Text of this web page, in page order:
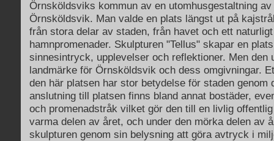
Örnsköldsviks kommun av en utomhusgestaltning
Örnsköldsvik. Man valde en plats längst ut på
från stora delar av staden, från havet och ett
hamnpromenader. Skulpturen "Tellus" skapar en
sinnesintryck, upplevelser och reflektioner. Men den
landmärke för Örnsköldsvik och dess omgivningar.
den här platsen har stor betydelse för staden genom
anslutning till platsen finns bland annat bostäder,
och promenadstråk vilket gör den till en livlig
varma delen av året, och under den mörka delen av
skulpturen genom sin belysning att göra avtryck i